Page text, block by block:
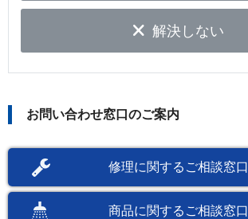
解決しない
お問い合わせ窓口のご案内
修理に関するご相談窓口
商品に関するご相談窓口